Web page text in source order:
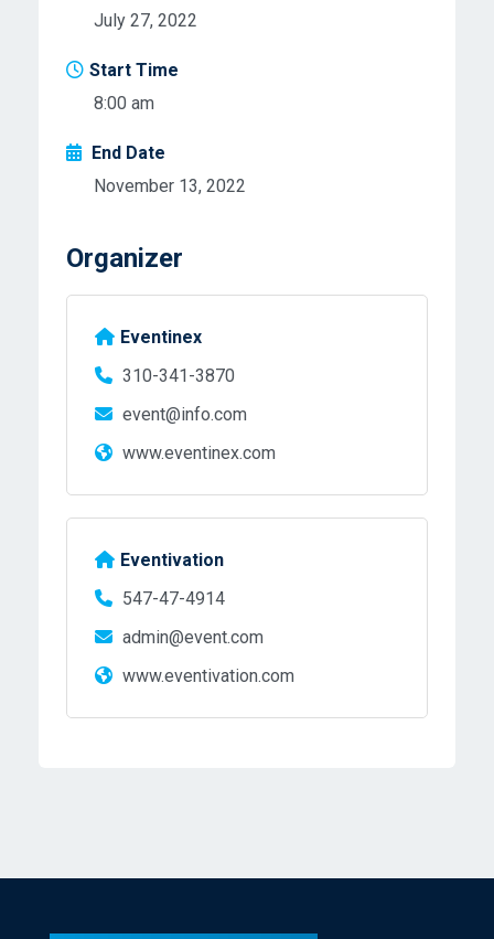
July 27, 2022
Start Time
8:00 am
End Date
November 13, 2022
Organizer
Eventinex
310-341-3870
event@info.com
www.eventinex.com
Eventivation
547-47-4914
admin@event.com
www.eventivation.com